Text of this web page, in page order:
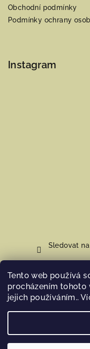
Tento web používá
procházením tohoto
jejich používáním..
Obchodní podmínky
Podmínky ochrany
Instagram
Sledovat
Nákupní košík
0ks /0 Kč